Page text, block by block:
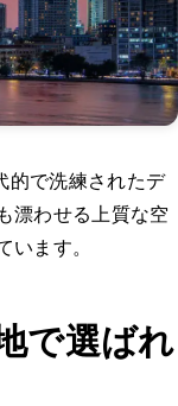
で洗練されたデ
漂わせる上質な空
ます。
で選ばれ